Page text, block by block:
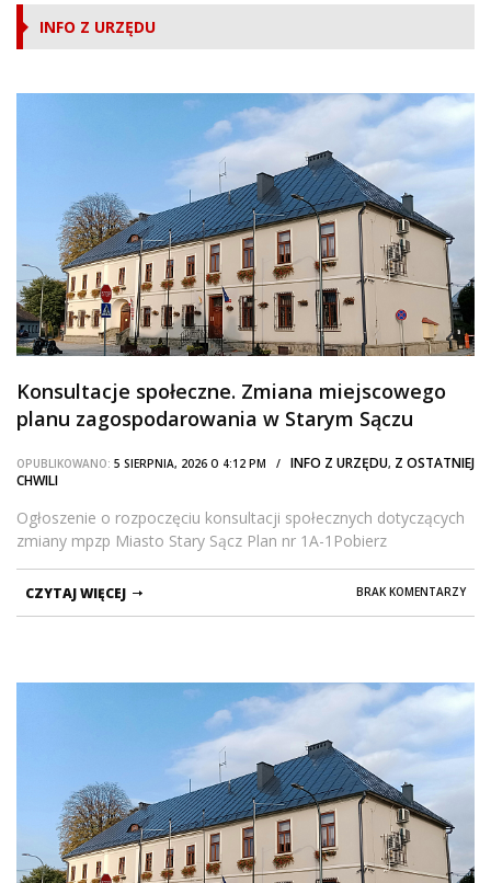
INFO Z URZĘDU
Konsultacje społeczne. Zmiana miejscowego
planu zagospodarowania w Starym Sączu
OPUBLIKOWANO: 5 SIERPNIA, 2026 O 4:12 PM / INFO Z URZĘDU, Z OSTATNIEJ
CHWILI
Ogłoszenie o rozpoczęciu konsultacji społecznych dotyczących
zmiany mpzp Miasto Stary Sącz Plan nr 1A-1Pobierz
BRAK KOMENTARZY
CZYTAJ WIĘCEJ